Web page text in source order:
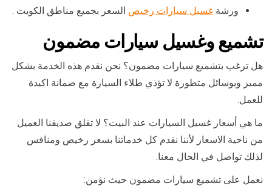
ورشة غسيل سيارات رخيص السعر بجميع مناطق الكويت .
تشميع وغسيل سيارات مضمون
هل ترغب بتشميع سيارات مضمون؟ نحن نقدم هذه الخدمة بشكل
مميز وبوسائل متطورة لا تؤذي طلاء السيارة مع ضمانة اكيدة
للعمل.
ما هي أسعار غسيل السيارات عند البيت؟ لا تقلق صديقنا العميل
من ناحية الاسعار لأننا نقدم كل خدماتنا بسعر رخيص ومنافس
لذلك تواصل في الحال معنا.
نعمل على تشميع سيارات مضمون حيث نؤمن: